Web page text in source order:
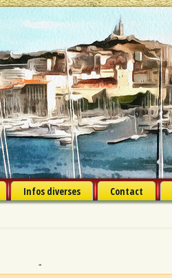
Infos diverses Contact